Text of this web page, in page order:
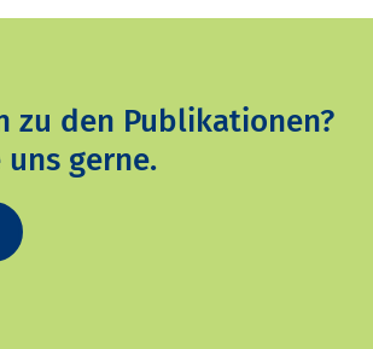
zu den Publikationen?
gerne.